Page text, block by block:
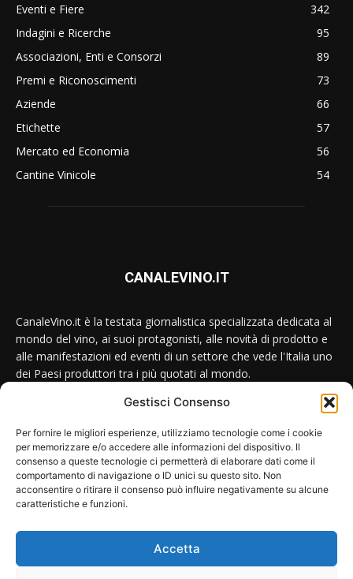
Gestisci Consenso
Per fornire le migliori esperienze, utilizziamo tecnologie come i cookie
per memorizzare e/o accedere alle informazioni del dispositivo. Il
consenso a queste tecnologie ci permetterà di elaborare dati come il
comportamento di navigazione o ID unici su questo sito. Non
acconsentire o ritirare il consenso può influire negativamente su alcune
caratteristiche e funzioni.
Accetta
Eventi e Fiere
342
Indagini e Ricerche
95
Associazioni, Enti e Consorzi
89
Premi e Riconoscimenti
73
Aziende
66
Etichette
57
Mercato ed Economia
56
Cantine Vinicole
54
CANALEVINO.IT
CanaleVino.it è la testata giornalistica specializzata dedicata al
mondo del vino, ai suoi protagonisti, alle novità di prodotto e
alle manifestazioni ed eventi di un settore che vede l'Italia uno
dei Paesi produttori tra i più quotati al mondo.
redazione@canalevino.it
SEGUICI SU: